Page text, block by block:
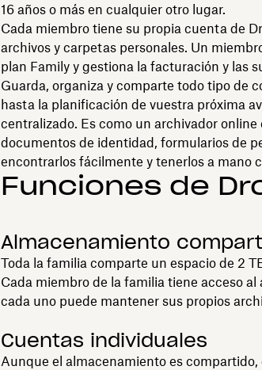
16 años o más en cualquier otro lugar.
Cada miembro tiene su propia cuenta de
archivos y carpetas personales. Un
plan Family y gestiona la facturación y las
Guarda, organiza y comparte todo tipo de
hasta la planificación de vuestra próxima
centralizado. Es como un archivador online
documentos de identidad, formularios de
encontrarlos fácilmente y tenerlos a mano
Funciones de
Almacenamiento
Toda la familia comparte un espacio de 2
Cada miembro de la familia tiene acceso
cada uno puede mantener sus propios
Cuentas individuales
Aunque el almacenamiento es